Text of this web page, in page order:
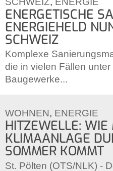
ENERGETISCHE
ENERGIEHELD
SCHWEIZ
Komplexe
die in vielen Fällen
Baugewerke...
WOHNEN, ENERGIE
HITZEWELLE:
KLIMAANLAGE
SOMMER KOMMT
St. Pölten (OTS/NLK) -